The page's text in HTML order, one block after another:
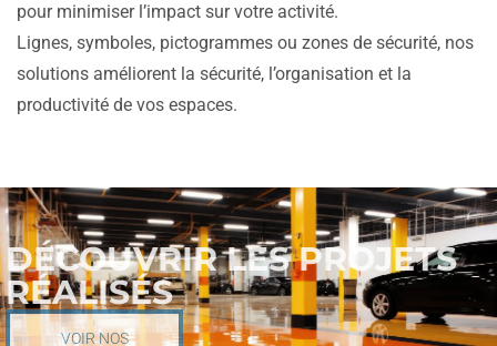
pour minimiser l’impact sur votre activité.
Lignes, symboles, pictogrammes ou zones de sécurité, nos
solutions améliorent la sécurité, l’organisation et la
productivité de vos espaces.
DÉCOUVRIR LES PROJETS
RÉALISÉS
VOIR NOS